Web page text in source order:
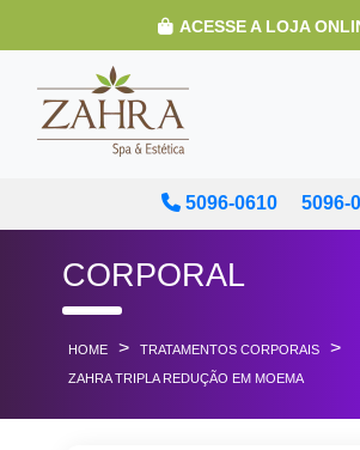
ACESSE A LOJA
5096-0610 5096-
CORPORAL
HOME > TRATAMENTOS CORPORAIS >
ZAHRA TRIPLA REDUÇÃO EM MOEMA